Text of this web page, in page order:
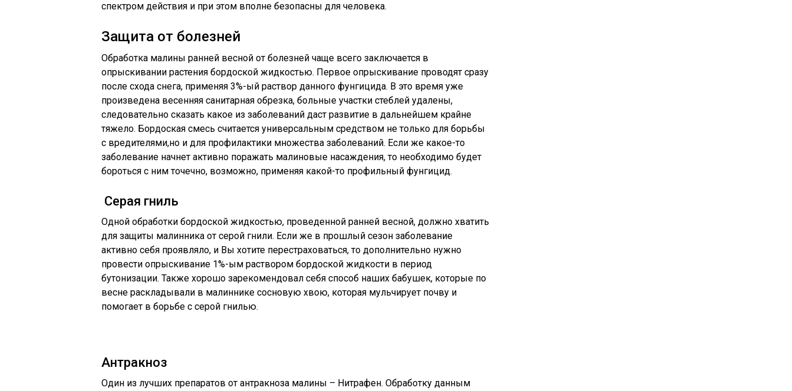
спектром действия и при этом вполне безопасны для человека.
Защита от болезней
Обработка малины ранней весной от болезней чаще всего заключается в
опрыскивании растения бордоской жидкостью. Первое опрыскивание проводят сразу
после схода снега, применяя 3%-ый раствор данного фунгицида. В это время уже
произведена весенняя санитарная обрезка, больные участки стеблей удалены,
следовательно сказать какое из заболеваний даст развитие в дальнейшем крайне
тяжело. Бордоская смесь считается универсальным средством не только для борьбы
с вредителями,но и для профилактики множества заболеваний. Если же какое-то
заболевание начнет активно поражать малиновые насаждения, то необходимо будет
бороться с ним точечно, возможно, применяя какой-то профильный фунгицид.
Серая гниль
Одной обработки бордоской жидкостью, проведенной ранней весной, должно хватить
для защиты малинника от серой гнили. Если же в прошлый сезон заболевание
активно себя проявляло, и Вы хотите перестраховаться, то дополнительно нужно
провести опрыскивание 1%-ым раствором бордоской жидкости в период
бутонизации. Также хорошо зарекомендовал себя способ наших бабушек, которые по
весне раскладывали в малиннике сосновую хвою, которая мульчирует почву и
помогает в борьбе с серой гнилью.
Антракноз
Один из лучших препаратов от антракноза малины – Нитрафен. Обработку данным